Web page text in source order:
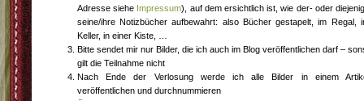
Adresse siehe Impressum), auf dem ersichtlich ist, wie der- oder
seine/ihre Notizbücher aufbewahrt: also Bücher gestapelt, im Regal,
Keller, in einer Kiste, …
Bitte sendet mir nur Bilder, die ich auch im Blog veröffentlichen darf –
gilt die Teilnahme nicht
Nach Ende der Verlosung werde ich alle Bilder in einem
veröffentlichen und durchnummieren